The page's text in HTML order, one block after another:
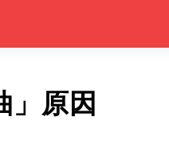
」原因